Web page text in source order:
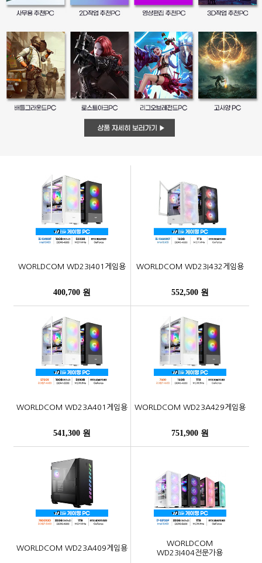
WORLDCOM WD23I401게임용
400,700 원
WORLDCOM WD23I432게임용
552,500 원
WORLDCOM WD23A401게임용
541,300 원
WORLDCOM WD23A429게임용
751,900 원
WORLDCOM WD23A409게임용
WORLDCOM
WD23I404전문가용